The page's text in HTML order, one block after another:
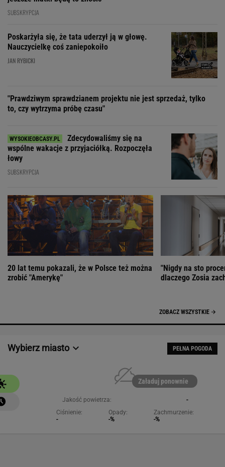
SUBSKRYPCJA
Poskarżyła się, że tata uderzył ją w głowę.
Nauczycielkę coś zaniepokoiło
JAN RYBICKI
"Prawdziwym sprawdzianem projektu nie jest sprzedaż, tylko
to, czy wytrzyma próbę czasu"
Zdecydowaliśmy się na
wspólne wakacje z przyjaciółką. Rozpoczęła
łowy
SUBSKRYPCJA
20 lat temu pokazali, że w Polsce też można
zrobić "Amerykę"
"Nigdy na sto
dlaczego Zosia
ZOBACZ WSZYSTKIE
Wybierz miasto PEŁNA POGODA
Załaduj ponownie
Jakość powietrza:
-
Ciśnienie:
-
Opady:
-%
Zachmurzenie:
-%